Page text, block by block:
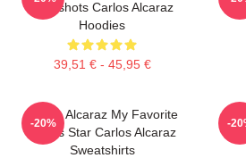
Dropshots Carlos Alcaraz
Hoodies
39,51 € - 45,95 €
Carlos Alcaraz My Favorite
Tennis Star Carlos Alcaraz
Sweatshirts
-20% -